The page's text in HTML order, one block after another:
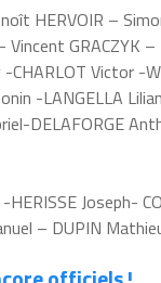
HERVOIR –
GRACZYK –
Victor -
-LANGELLA
DELAFORGE
Joseph-
– DUPIN